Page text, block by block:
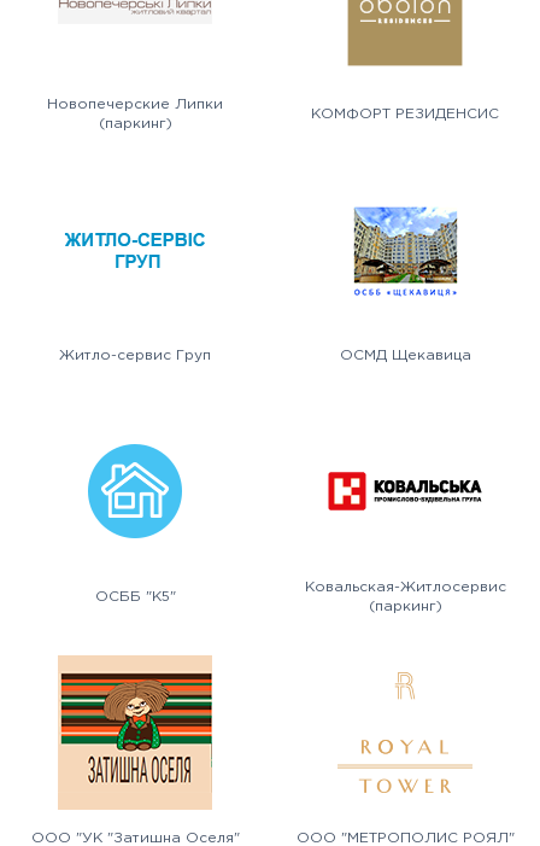
Новопечерские Липки
(паркинг)
КОМФОРТ РЕЗИДЕНСИС
Житло-сервис Груп ОСМД Щекавица
ОСББ "К5"
Ковальская-Житлосервис
(паркинг)
ООО "УК "Затишна Оселя" ООО "МЕТРОПОЛИС РОЯЛ"